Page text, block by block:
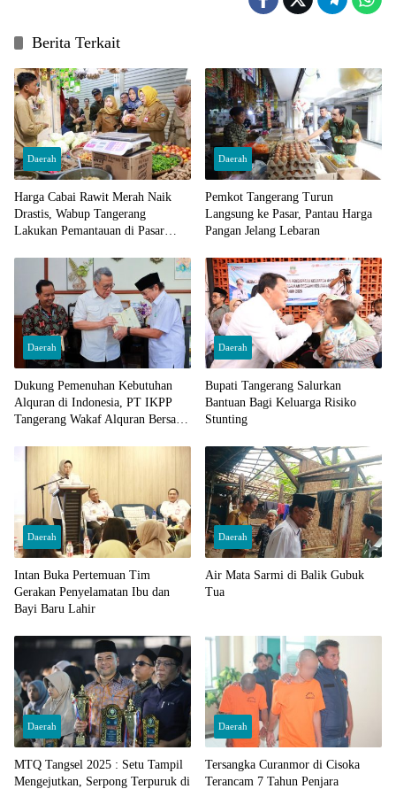
Berita Terkait
Daerah
Harga Cabai Rawit Merah Naik
Drastis, Wabup Tangerang
Lakukan Pemantauan di Pasar
Daerah
Pemkot Tangerang Turun
Langsung ke Pasar, Pantau Harga
Pangan Jelang Lebaran
Daerah
Dukung Pemenuhan Kebutuhan
Alquran di Indonesia, PT IKPP
Tangerang Wakaf Alquran Bersama
Daerah
Bupati Tangerang Salurkan
Bantuan Bagi Keluarga Risiko
Stunting
Daerah
Intan Buka Pertemuan Tim
Gerakan Penyelamatan Ibu dan
Bayi Baru Lahir
Daerah
Air Mata Sarmi di Balik Gubuk
Tua
Daerah
MTQ Tangsel 2025 : Setu Tampil
Mengejutkan, Serpong Terpuruk di
Daerah
Tersangka Curanmor di Cisoka
Terancam 7 Tahun Penjara